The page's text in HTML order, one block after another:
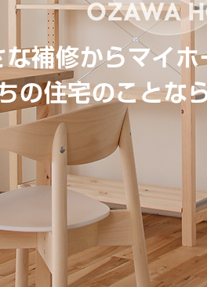
な補修からマイホ
の住宅のことな